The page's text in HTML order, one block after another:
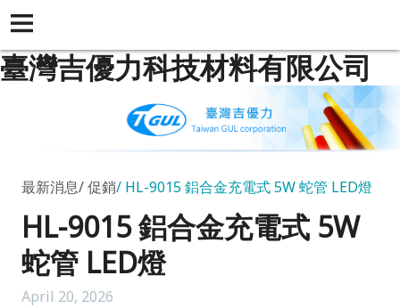
臺灣吉優力科技材料有限公司
最新消息 促銷 HL-9015 鋁合金充電式 5W 蛇管 LED燈
HL-9015 鋁合金充電式 5W
蛇管 LED燈
April 20, 2026